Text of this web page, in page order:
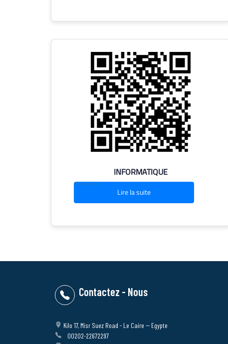
INFORMATIQUE
Lire la suite
Contactez - Nous
Kilo 17, Misr Suez Road - Le Caire -- Egypte
00202-22672297